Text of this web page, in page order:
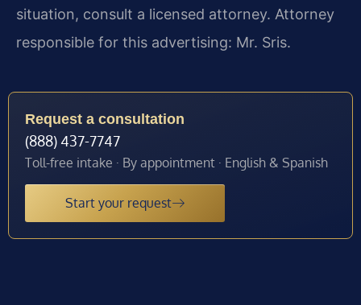
situation, consult a licensed attorney. Attorney
responsible for this advertising: Mr. Sris.
Request a consultation
(888) 437-7747
Toll-free intake · By appointment · English & Spanish
Start your request